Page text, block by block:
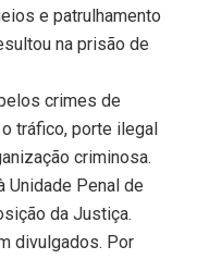
e patrulhamento
na prisão de
crimes de
tráfico, porte ilegal
criminosa.
Unidade Penal de
da Justiça.
divulgados. Por